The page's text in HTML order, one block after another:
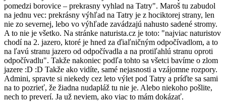
pomedzi borovice – prekrasny vyhlad na Tatry". Maroš tu zabudol
na jednu vec: prekrásny výhľad na Tatry je z hociktorej strany, len
nie zo severnej, lebo vo výhľade zavádzajú nahusto sadené stromy.
A to nie je všetko. Na stránke naturista.cz je toto: "najviac naturistov
chodí na 2. jazero, ktoré je hned za ďiaľničným odpočívadlom, a to
na ľavú stranu jazero od odpočívadla a na protiľahlú stranu oproti
odpočívadlu". Takže nakoniec podľa tohto sa všetci bavíme o zlom
jazere :D :D Takže ako vidíte, samé nejasnosti a vzájomne rozpory.
Admini, spravte si niekedy cez leto výlet pod Tatry a príďte sa sami
na to pozrieť, že žiadna nudapláž tu nie je. Alebo niekoho pošlite,
nech to preverí. Ja už neviem, ako viac to mám dokázať.